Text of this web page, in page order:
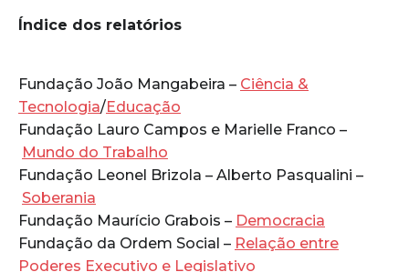
Índice dos relatórios
Fundação João Mangabeira – Ciência &
Tecnologia/Educação
Fundação Lauro Campos e Marielle Franco –
Mundo do Trabalho
Fundação Leonel Brizola – Alberto Pasqualini –
Soberania
Fundação Maurício Grabois – Democracia
Fundação da Ordem Social – Relação entre
Poderes Executivo e Legislativo